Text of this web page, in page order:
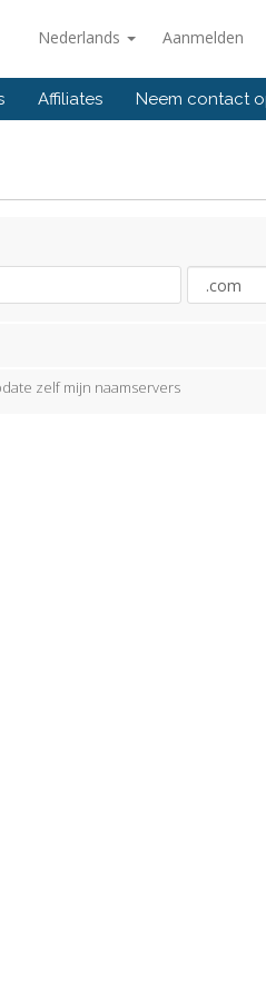
Nederlands Aanmelden
Affiliates Neem contact
zelf mijn naamservers